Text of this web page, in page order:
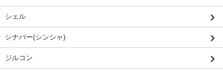
シェル
シナバー(シンシャ)
ジルコン